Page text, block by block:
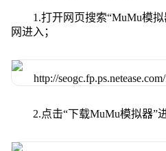
1.打开网页搜索“MuMu模
网进入；
2.点击“下载MuMu模拟器”